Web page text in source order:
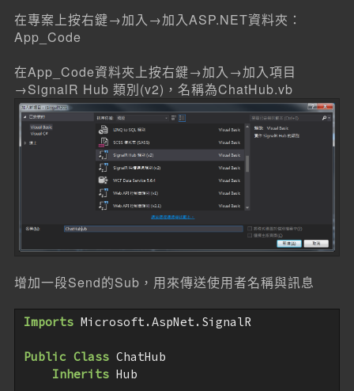
在專案上按右鍵→加入→加入ASP.NET資料夾：
App_Code
在App_Code資料夾上按右鍵→加入→加入項目
→SignalR Hub 類別(v2)，名稱為ChatHub.vb
增加一段Send的Sub，用來傳送使用者名稱與訊息
Imports Microsoft.AspNet.SignalR
Public Class ChatHub
Inherits Hub